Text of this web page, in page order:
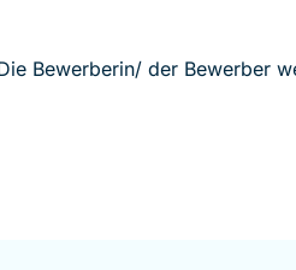
Bewerberin/ der Bewerber